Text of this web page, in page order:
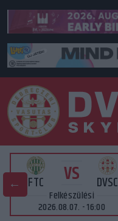
FTC VS DVSC
Felkészülési
2026.08.07. - 16:00